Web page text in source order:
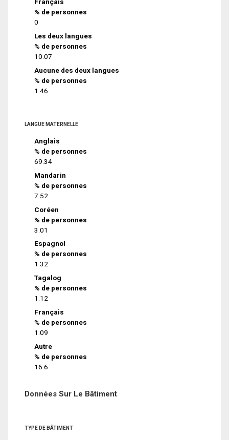
Français
% de personnes
0
Les deux langues
% de personnes
10.07
Aucune des deux langues
% de personnes
1.46
LANGUE MATERNELLE
Anglais
% de personnes
69.34
Mandarin
% de personnes
7.52
Coréen
% de personnes
3.01
Espagnol
% de personnes
1.32
Tagalog
% de personnes
1.12
Français
% de personnes
1.09
Autre
% de personnes
16.6
Données Sur Le Bâtiment
TYPE DE BÂTIMENT